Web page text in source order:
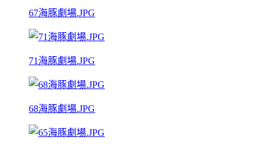
67海豚劇場.JPG
71海豚劇場.JPG
68海豚劇場.JPG